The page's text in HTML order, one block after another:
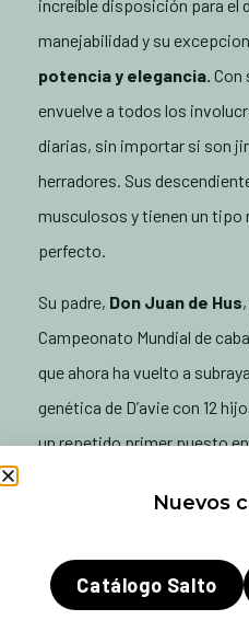
increíble disposición para el
manejabilidad y su
potencia y elegancia. Con
envuelve a todos los
diarias, sin importar si son
herradores. Sus
musculosos y tienen un tipo
perfecto.
Su padre, Don Juan de Hus
Campeonato Mundial de
que ahora ha vuelto a
genética de D’avie con 12
un repetido primer puesto
D’avie es hijo de Don Juan
murió demasiado pronto y
Nuevos
Catálogo Salto